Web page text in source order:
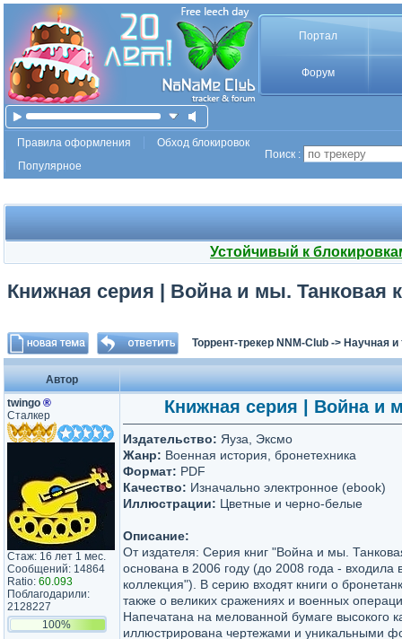
Портал
Форум
Правила оформления
Обход блокировок
Популярное
Поиск :
Устойчивый к
Книжная серия | Война и мы. Танковая
Торрент-трекер NNM-Club -> Научная и
Автор
twingo ®
Сталкер
Стаж: 16 лет 1 мес.
Сообщений: 14864
Ratio: 60.093
Поблагодарили:
2128227
100%
Книжная серия | Война и
Издательство: Яуза, Эксмо
Жанр: Военная история, бронетехника
Формат: PDF
Качество: Изначально электронное (ebook)
Иллюстрации: Цветные и черно-белые
Описание:
От издателя: Серия книг "Война и мы.
основана в 2006 году (до 2008 года -
коллекция"). В серию входят книги о
также о великих сражениях и военных
Напечатана на мелованной бумаге высокого
иллюстрирована чертежами и уникальными